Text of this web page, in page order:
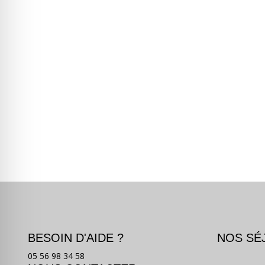
BESOIN D'AIDE ?
05 56 98 34 58
NOS